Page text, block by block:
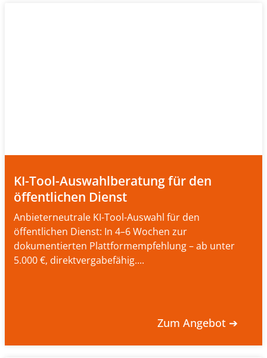
KI-Tool-Auswahlberatung für den
öffentlichen Dienst
Anbieterneutrale KI-Tool-Auswahl für den
öffentlichen Dienst: In 4–6 Wochen zur
dokumentierten Plattformempfehlung – ab unter
5.000 €, direktvergabefähig....
Zum Angebot ➔